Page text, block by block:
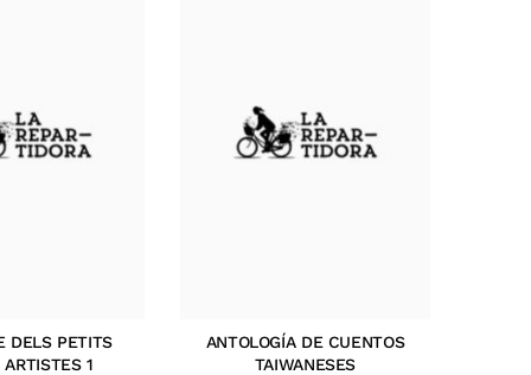
DELS PETITS
ARTISTES 1
ANTOLOGÍA DE CUENTOS
TAIWANESES